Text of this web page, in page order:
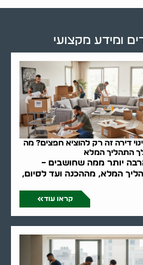
דירה זה רק להוציא חפצים? מה
התהליך המלא
הרבה יותר ממה שחושבים –
המלא, מההכנה ועד לסיום,
קראו עוד
ומידע מקצועי